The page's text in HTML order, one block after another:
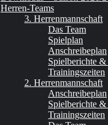
Herren-Teams
3. Herrenmannschaft
Das Team
Spielplan
Anschreibeplan
Spielberichte
Trainingszeiten
2. Herrenmannschaft
Anschreibeplan
Spielberichte
Trainingszeiten